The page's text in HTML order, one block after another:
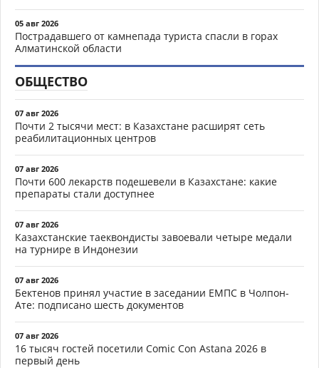
05 авг 2026
Пострадавшего от камнепада туриста спасли в горах
Алматинской области
ОБЩЕСТВО
07 авг 2026
Почти 2 тысячи мест: в Казахстане расширят сеть
реабилитационных центров
07 авг 2026
Почти 600 лекарств подешевели в Казахстане: какие
препараты стали доступнее
07 авг 2026
Казахстанские таеквондисты завоевали четыре медали
на турнире в Индонезии
07 авг 2026
Бектенов принял участие в заседании ЕМПС в Чолпон-
Ате: подписано шесть документов
07 авг 2026
16 тысяч гостей посетили Comic Con Astana 2026 в
первый день